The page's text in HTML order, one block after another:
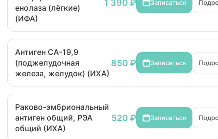
енолаза (лёгкие)
(ИФА)
1 390 ₽ Записаться
Антиген СА-19,9
(поджелудочная
железа, желудок) (ИХА)
850 ₽ Записаться
Раково-эмбриональный
антиген общий, РЭА
общий (ИХА)
520 ₽ Записаться